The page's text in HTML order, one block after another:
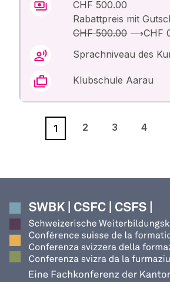
CHF 500.00
Rabattpreis mit
CHF 500.00⟶CHF
Sprachniveau des
Klubschule Aarau
1 2 3 4